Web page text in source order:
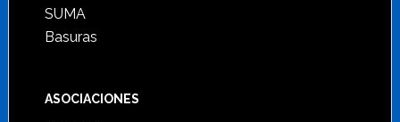
SUMA
Basuras
ASOCIACIONES